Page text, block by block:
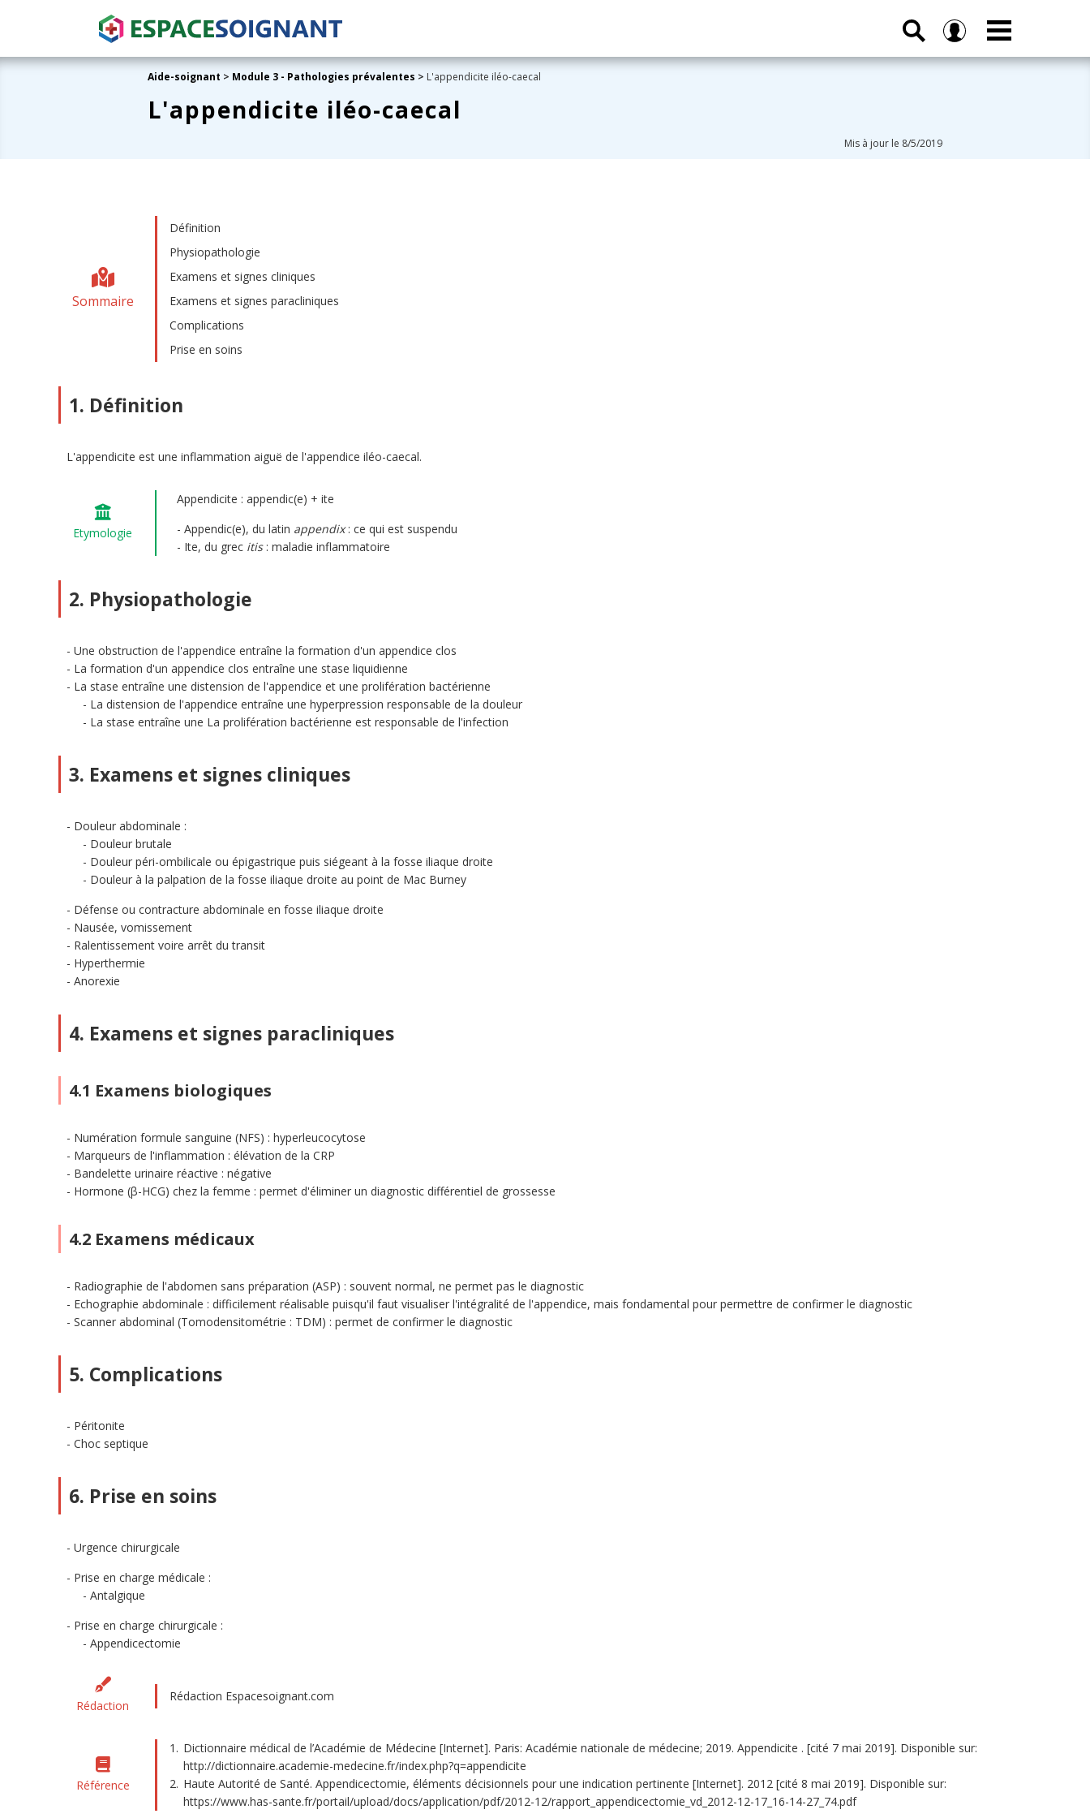
Aide-soignant > Module 3 - Pathologies prévalentes > L'appendicite iléo-caecal
L'appendicite iléo-caecal
Mis à jour le 8/5/2019
Sommaire
Définition
Physiopathologie
Examens et signes cliniques
Examens et signes paracliniques
Complications
Prise en soins
1. Définition
L'appendicite est une inflammation aiguë de l'appendice iléo-caecal.
Etymologie
Appendicite : appendic(e) + ite
Appendic(e), du latin appendix: ce qui est suspendu
Ite, du grec itis : maladie inflammatoire
2. Physiopathologie
Une obstruction de l'appendice entraîne la formation d'un appendice clos
La formation d'un appendice clos entraîne une stase liquidienne
La stase entraîne une distension de l'appendice et une prolifération bactérienne
La distension de l'appendice entraîne une hyperpression responsable de la douleur
La stase entraîne une La prolifération bactérienne est responsable de l'infection
3. Examens et signes cliniques
Douleur abdominale :
Douleur brutale
Douleur péri-ombilicale ou épigastrique puis siégeant à la fosse iliaque droite
Douleur à la palpation de la fosse iliaque droite au point de Mac Burney
Défense ou contracture abdominale en fosse iliaque droite
Nausée, vomissement
Ralentissement voire arrêt du transit
Hyperthermie
Anorexie
4. Examens et signes paracliniques
4.1 Examens biologiques
Numération formule sanguine (NFS) : hyperleucocytose
Marqueurs de l'inflammation : élévation de la CRP
Bandelette urinaire réactive : négative
Hormone (β-HCG) chez la femme : permet d'éliminer un diagnostic différentiel de grossesse
4.2 Examens médicaux
Radiographie de l'abdomen sans préparation (ASP) : souvent normal, ne permet pas le diagnostic
Echographie abdominale : difficilement réalisable puisqu'il faut visualiser l'intégralité de l'appendice, mais fondamental pour permettre de confirmer le diagnostic
Scanner abdominal (Tomodensitométrie : TDM) : permet de confirmer le diagnostic
5. Complications
Péritonite
Choc septique
6. Prise en soins
Urgence chirurgicale
Prise en charge médicale :
Antalgique
Prise en charge chirurgicale :
Appendicectomie
Rédaction
Rédaction Espacesoignant.com
Référence
Dictionnaire médical de l’Académie de Médecine [Internet]. Paris: Académie nationale de médecine; 2019. Appendicite . [cité 7 mai 2019]. Disponible sur:
http://dictionnaire.academie-medecine.fr/index.php?q=appendicite
Haute Autorité de Santé. Appendicectomie, éléments décisionnels pour une indication pertinente [Internet]. 2012 [cité 8 mai 2019]. Disponible sur:
https://www.has-sante.fr/portail/upload/docs/application/pdf/2012-12/rapport_appendicectomie_vd_2012-12-17_16-14-27_74.pdf